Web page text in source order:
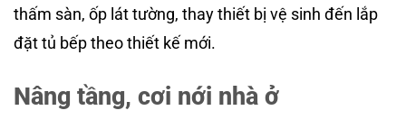
thấm sàn, ốp lát tường, thay thiết bị vệ sinh đến lắp
đặt tủ bếp theo thiết kế mới.
Nâng tầng, cơi nới nhà ở